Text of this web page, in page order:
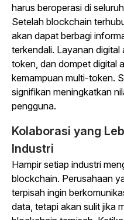
harus beroperasi di
Setelah blockchain
akan dapat berbagi
terkendali. Layanan digital
token, dan dompet digital
kemampuan multi-token.
signifikan meningkatkan
pengguna.
Kolaborasi yang
Industri
Hampir setiap industri
blockchain. Perusahaan
terpisah ingin
data, tetapi akan sulit jika